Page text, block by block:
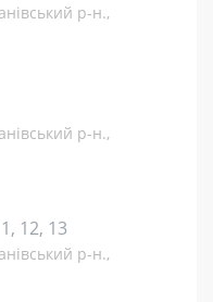
р-н.,
р-н.,
12, 13
р-н.,